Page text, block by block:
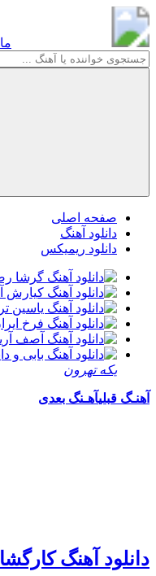
مای موزیک
مای
صفحه اصلی
دانلود آهنگ
دانلود ریمیکس
فرخ
یکه تهرون
قبلیآهـنگ بعدی
آهنگ کارگشا